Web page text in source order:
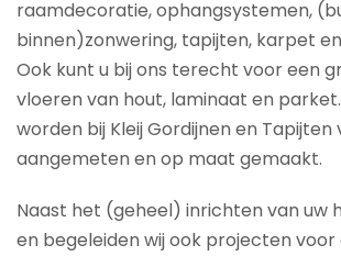
raamdecoratie, ophangsystemen,
binnen)zonwering, tapijten, karpet
Ook kunt u bij ons terecht voor een
vloeren van hout, laminaat en
worden bij Kleij Gordijnen en Tapijten
aangemeten en op maat gemaakt.
Naast het (geheel) inrichten van uw
en begeleiden wij ook projecten voor